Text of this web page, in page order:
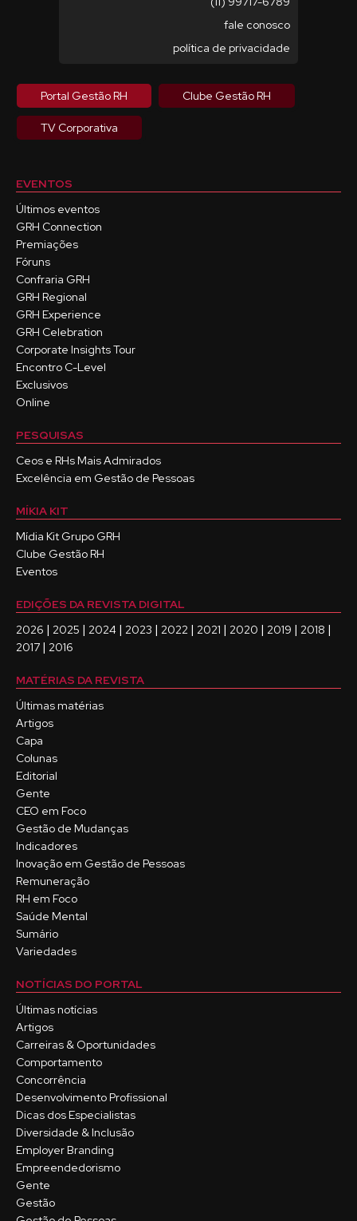
fale conosco
política de privacidade
Portal Gestão RH Clube Gestão RH
TV Corporativa
EVENTOS
Últimos eventos
GRH Connection
Premiações
Fóruns
Confraria GRH
GRH Regional
GRH Experience
GRH Celebration
Corporate Insights Tour
Encontro C-Level
Exclusivos
Online
PESQUISAS
Ceos e RHs Mais Admirados
Excelência em Gestão de Pessoas
MÍKIA KIT
Mídia Kit Grupo GRH
Clube Gestão RH
Eventos
EDIÇÕES DA REVISTA DIGITAL
2026 | 2025 | 2024 | 2023 | 2022 | 2021 | 2020 | 2019 | 2018 |
2017 | 2016
MATÉRIAS DA REVISTA
Últimas matérias
Artigos
Capa
Colunas
Editorial
Gente
CEO em Foco
Gestão de Mudanças
Indicadores
Inovação em Gestão de Pessoas
Remuneração
RH em Foco
Saúde Mental
Sumário
Variedades
NOTÍCIAS DO PORTAL
Últimas notícias
Artigos
Carreiras & Oportunidades
Comportamento
Concorrência
Desenvolvimento Profissional
Dicas dos Especialistas
Diversidade & Inclusão
Employer Branding
Empreendedorismo
Gente
Gestão